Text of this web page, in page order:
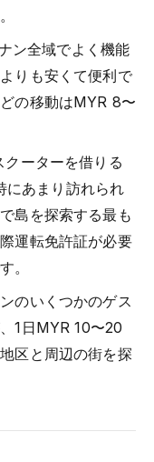
ン全域でよく機能
りも安くて便利で
の移動はMYR 8〜
クーターを借りる
にあまり訪れられ
島を探索する最も
運転免許証が必要
。
のいくつかのゲス
1日MYR 10〜20
区と周辺の街を探